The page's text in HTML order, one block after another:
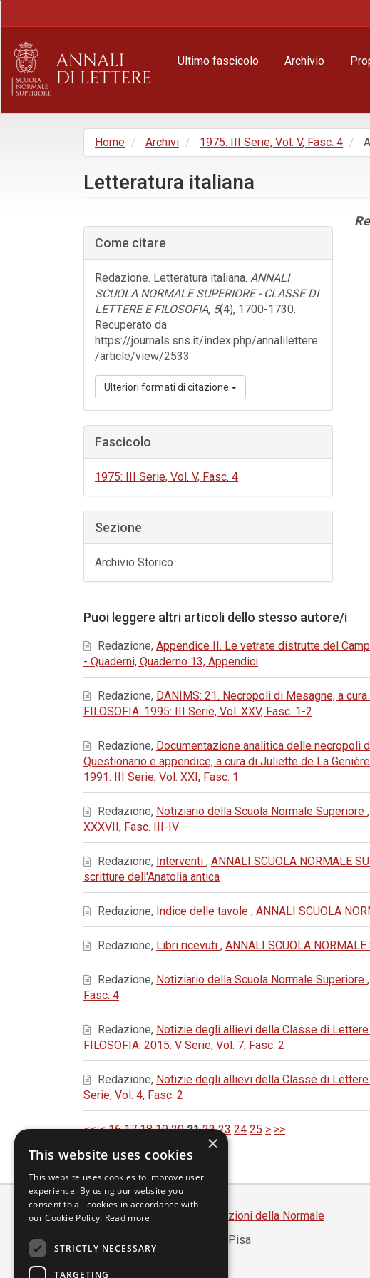
principale
Barra
laterale
Ultimo fascicolo Archivio
Home Archivi 1975: III Serie, Vol. V, Fasc. 4
Letteratura italiana
laterale
dell'articolo
Come citare
Redazione. Letteratura italiana. ANNALI
SCUOLA NORMALE SUPERIORE - CLASSE DI
LETTERE E FILOSOFIA, 5(4), 1700-1730.
Recuperato da
https://journals.sns.it/index.php/annalilettere
/article/view/2533
Ulteriori formati di citazione
Fascicolo
1975: III Serie, Vol. V, Fasc. 4
Sezione
Archivio Storico
Puoi leggere altri articoli dello stesso autore/i
Redazione, Appendice II. Le vetrate distrutte del
- Quaderni, Quaderno 13, Appendici
Redazione, DANIMS: 21. Necropoli di Mesagne, a
FILOSOFIA: 1995: III Serie, Vol. XXV, Fasc. 1-2
Redazione, Documentazione analitica delle necropoli
Questionario e appendice, a cura di Juliette de La
1991: III Serie, Vol. XXI, Fasc. 1
Redazione, Notiziario della Scuola Normale Superiore ,
XXXVII, Fasc. III-IV
Redazione, Interventi , ANNALI SCUOLA NORMALE
scritture dell'Anatolia antica
Redazione, Indice delle tavole , ANNALI SCUOLA
Redazione, Libri ricevuti , ANNALI SCUOLA
Redazione, Notiziario della Scuola Normale Superiore ,
Fasc. 4
Redazione, Notizie degli allievi della Classe di
FILOSOFIA: 2015: V Serie, Vol. 7, Fasc. 2
Redazione, Notizie degli allievi della Classe di
Serie, Vol. 4, Fasc. 2
<< < 16 17 18 19 20 21 22 23 24 25 > >>
Scuola Normale Superiore
Edizioni della Normale
Piazza dei Cavalieri, 7 - 56126 Pisa
Partita IVA 00420000507
×
This website uses cookies
This website uses cookies to improve user
experience. By using our website you
consent to all cookies in accordance with
our Cookie Policy. Read more
STRICTLY NECESSARY
TARGETING